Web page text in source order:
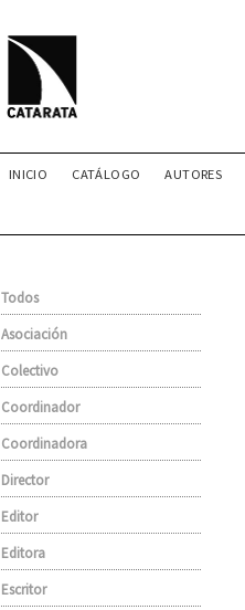
INICIO CATÁLOGO AUTORES
Todos
Asociación
Colectivo
Coordinador
Coordinadora
Director
Editor
Editora
Escritor